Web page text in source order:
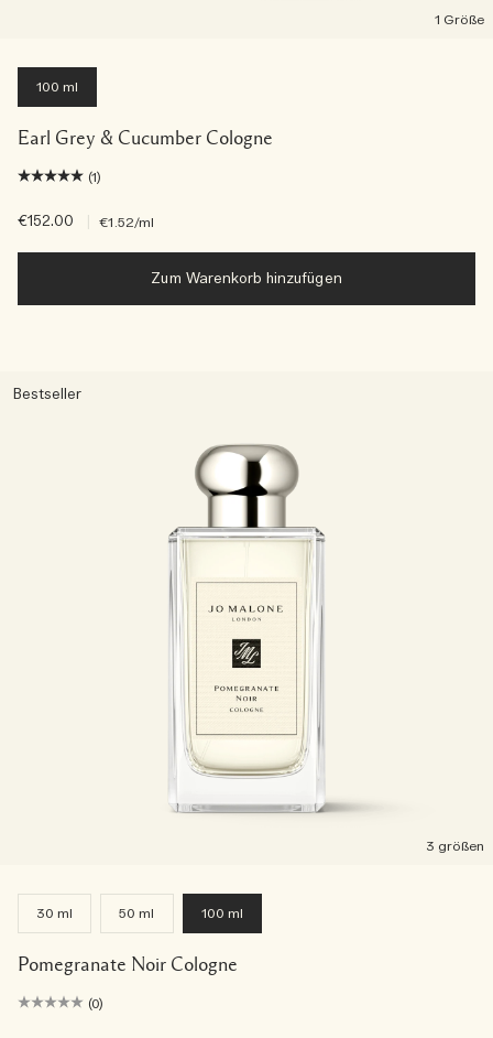
1 Größe
100 ml
Earl Grey & Cucumber Cologne
(1)
€152.00 €1.52/ml
Zum Warenkorb hinzufügen
Bestseller
3 größen
30 ml 50 ml 100 ml
Pomegranate Noir Cologne
(0)